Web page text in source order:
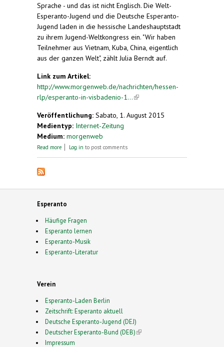
Sprache - und das ist nicht Englisch. Die Welt-
Esperanto-Jugend und die Deutsche Esperanto-
Jugend laden in die hessische Landeshauptstadt
zu ihrem Jugend-Weltkongress ein. "Wir haben
Teilnehmer aus Vietnam, Kuba, China, eigentlich
aus der ganzen Welt", zählt Julia Berndt auf.
Link zum Artikel:
http://www.morgenweb.de/nachrichten/hessen-
rlp/esperanto-in-visbadenio-1...(link is external)
Veröffentlichung: Sabato, 1. August 2015
Medientyp: Internet-Zeitung
Medium: morgenweb
Read more about Esperanto in „Visbadenio“
Log in to post comments
Esperanto
Häufige Fragen
Esperanto lernen
Esperanto-Musik
Esperanto-Literatur
Verein
Esperanto-Laden Berlin
Zeitschrift: Esperanto aktuell
Deutsche Esperanto-Jugend (DEJ)
Deutscher Esperanto-Bund (DEB)(link is external)
Impressum